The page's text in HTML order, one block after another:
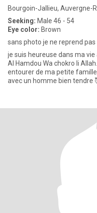
Bourgoin-Jallieu, Auvergne-
Seeking: Male 46 - 54
Eye color: Brown
sans photo je ne reprend pas
je suis heureuse dans ma
Al Hamdou Wa chokro li
entourer de ma petite
avec un homme bien tendre